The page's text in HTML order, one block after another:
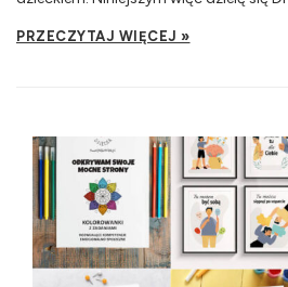
PRZECZYTAJ WIĘCEJ »